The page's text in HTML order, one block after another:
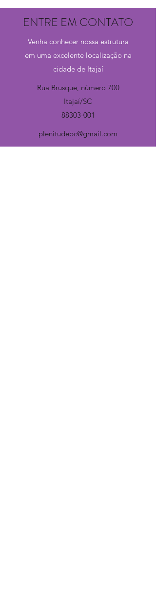
ENTRE EM CONTATO
Venha conhecer nossa estrutura
em uma excelente localização na
cidade de Itajaí
Rua Brusque, número 700
Itajaí/SC
88303-001
plenitudebc@gmail.com